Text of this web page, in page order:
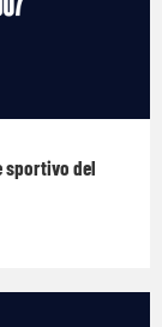
sportivo del